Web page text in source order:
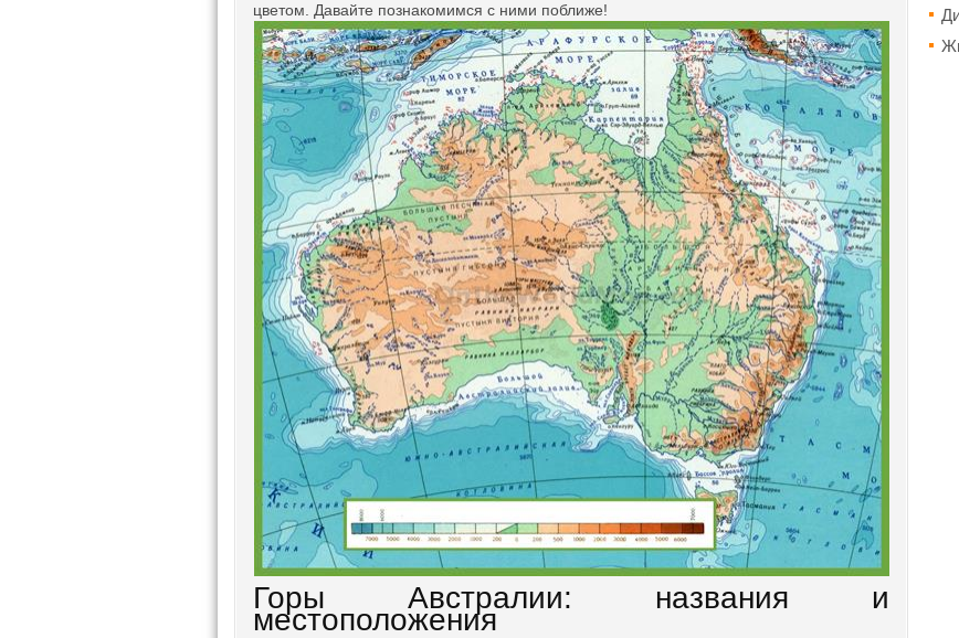
цветом. Давайте познакомимся с ними поближе!
Горы Австралии: названия и
местоположения